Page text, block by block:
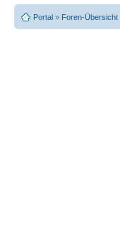
Portal » Foren-Übersicht